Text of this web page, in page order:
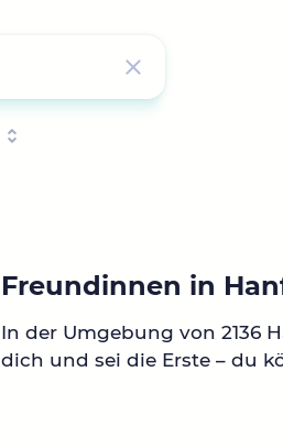
Freundinnen in
In der Umgebung von 2136
dich und sei die Erste – du